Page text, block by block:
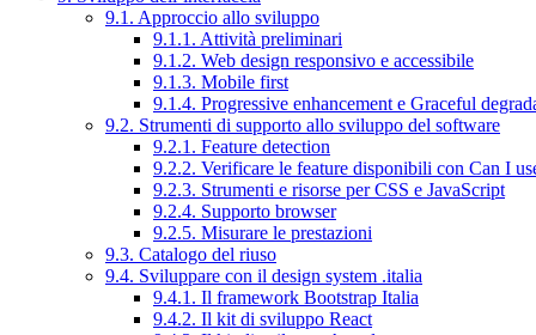
9.1. Approccio allo sviluppo
9.1.1. Attività preliminari
9.1.2. Web design responsivo e accessibile
9.1.3. Mobile first
9.1.4. Progressive enhancement e Graceful
9.2. Strumenti di supporto allo sviluppo del software
9.2.1. Feature detection
9.2.2. Verificare le feature disponibili con Can I
9.2.3. Strumenti e risorse per CSS e JavaScript
9.2.4. Supporto browser
9.2.5. Misurare le prestazioni
9.3. Catalogo del riuso
9.4. Sviluppare con il design system .italia
9.4.1. Il framework Bootstrap Italia
9.4.2. Il kit di sviluppo React